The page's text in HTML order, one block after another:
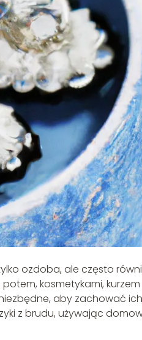
ozdoba, ale często
kosmetykami,
aby zachować
z brudu, używając